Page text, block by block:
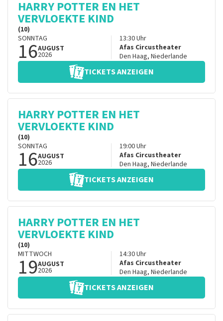
HARRY POTTER EN HET
VERVLOEKTE KIND
(10)
SONNTAG
16AUGUST
2026
13:30Uhr
Afas Circustheater
Den Haag, Niederlande
TICKETS ANZEIGEN
HARRY POTTER EN HET
VERVLOEKTE KIND
(10)
SONNTAG
16AUGUST
2026
19:00Uhr
Afas Circustheater
Den Haag, Niederlande
TICKETS ANZEIGEN
HARRY POTTER EN HET
VERVLOEKTE KIND
(10)
MITTWOCH
19AUGUST
2026
14:30Uhr
Afas Circustheater
Den Haag, Niederlande
TICKETS ANZEIGEN